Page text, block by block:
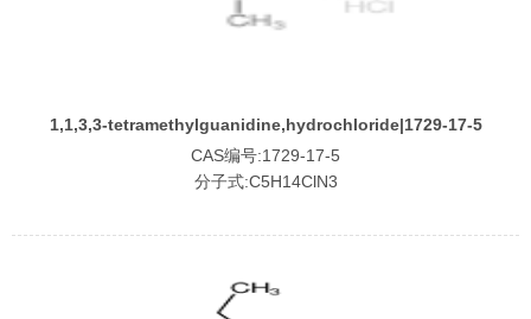
1,1,3,3-tetramethylguanidine,hydrochloride|1729-17-5
CAS编号:1729-17-5
分子式:C5H14ClN3